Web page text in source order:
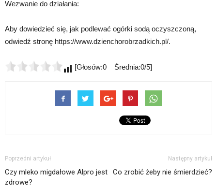
Wezwanie do działania:
Aby dowiedzieć się, jak podlewać ogórki sodą oczyszczoną,
odwiedź stronę https://www.dzienchorobrzadkich.pl/.
[Głosów:0 Średnia:0/5]
Poprzedni artykuł
Czy mleko migdałowe Alpro jest
zdrowe?
Następny artykuł
Co zrobić żeby nie śmierdzieć?